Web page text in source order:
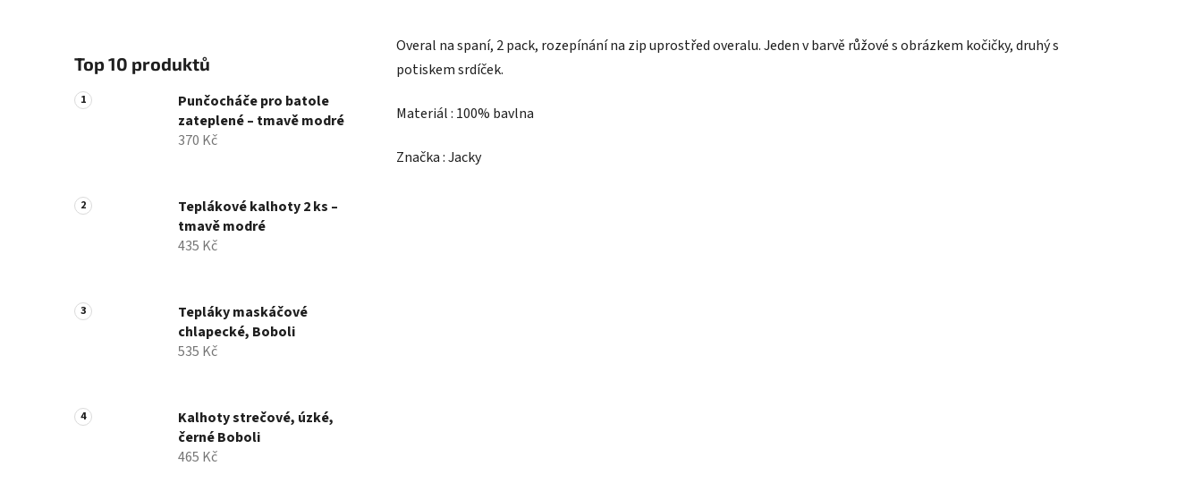
Top 10 produktů
Punčocháče pro batole
zateplené – tmavě modré
370 Kč
Teplákové kalhoty 2 ks –
tmavě modré
435 Kč
Tepláky maskáčové
chlapecké, Boboli
535 Kč
Kalhoty strečové, úzké,
černé Boboli
465 Kč
Overal na spaní, 2 pack, rozepínání na zip uprostřed overalu. Jeden v barvě růžové s obrázkem kočičky, druhý s
potiskem srdíček.
Materiál : 100% bavlna
Značka : Jacky